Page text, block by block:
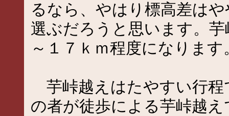
るなら、やはり標高差は
選ぶだろうと思います。
～１７ｋｍ程度になります
芋峠越えはたやすい行程
の者が徒歩による芋峠越